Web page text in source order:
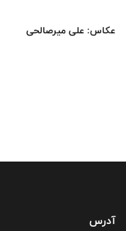
عکاس: علی میرصالحی
آدرس